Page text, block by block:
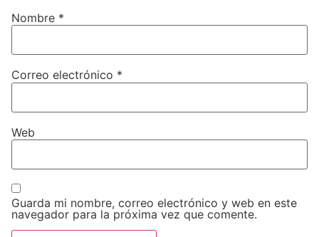
Nombre *
Correo electrónico *
Web
Guarda mi nombre, correo electrónico y web en este
navegador para la próxima vez que comente.